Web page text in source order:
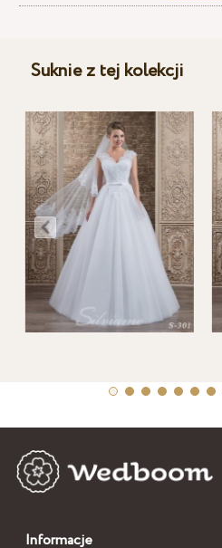
Suknie z tej kolekcji
Informacje